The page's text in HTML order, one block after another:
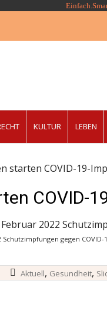
KULTUR LEBEN
starten COVID-19-
COVID-
gegen
Aktuell, Gesundheit,